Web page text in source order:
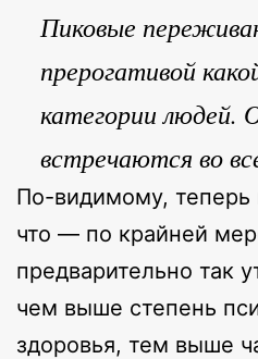
Пиковые
прерогативой
категории людей.
встречаются во
По-видимому, теперь
что — по крайней
предварительно так
чем выше степень
здоровья, тем выше